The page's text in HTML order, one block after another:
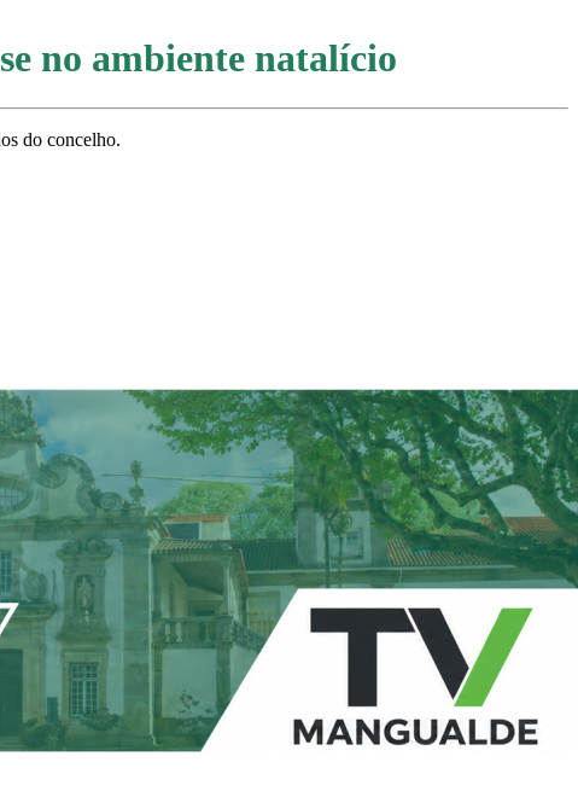
no ambiente natalício
do concelho.